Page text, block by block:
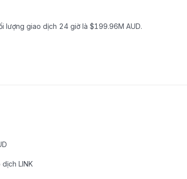
lượng giao dịch 24 giờ là $199.96M AUD.
LINK